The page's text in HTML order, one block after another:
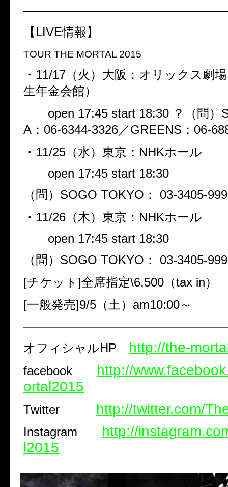
【LIVE情報】
TOUR THE MORTAL 2015
・11/17（火）大阪：オリックス劇
生年金会館）
open 17:45 start 18:30 ？（問）
A：06-6344-3326／GREENS：06-
・11/25（水）東京：NHKホール
open 17:45 start 18:30
（問）SOGO TOKYO： 03-3405-
・11/26（木）東京：NHKホール
open 17:45 start 18:30
（問）SOGO TOKYO： 03-3405-
[チケット]全席指定\6,500（tax in
[一般発売]9/5（土）am10:00～
オフィシャルHP http://the-
facebook http://
ortal2015
Twitter http://twitter.com/
Instagram http://
l2015